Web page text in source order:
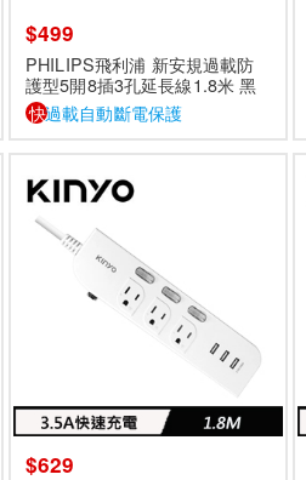
$499
PHILIPS飛利浦 新安規過載防
護型5開8插3孔延長線1.8米 黑
色 CHP3780BA
快過載自動斷電保護
$629